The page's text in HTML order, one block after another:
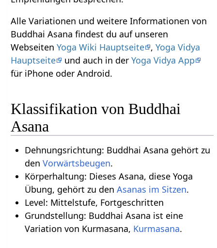
Alle Variationen und weitere Informationen von
Buddhai Asana findest du auf unseren
WebseitenYoga Wiki Hauptseite ,Yoga Vidya
Hauptseite
und auch in derYoga Vidya App
für iPhone oder Android.
Klassifikation von Buddhai
Asana
Dehnungsrichtung: Buddhai Asana gehört zu
den Vorwärtsbeugen.
Körperhaltung: Dieses Asana, diese Yoga
Übung, gehört zu den Asanas im Sitzen.
Level: Mittelstufe, Fortgeschritten
Grundstellung: Buddhai Asana ist eine
Variation von Kurmasana, Kurmasana.